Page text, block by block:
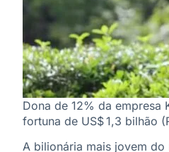
Dona de 12% da empresa
fortuna de US$ 1,3 bilhão
A bilionária mais jovem